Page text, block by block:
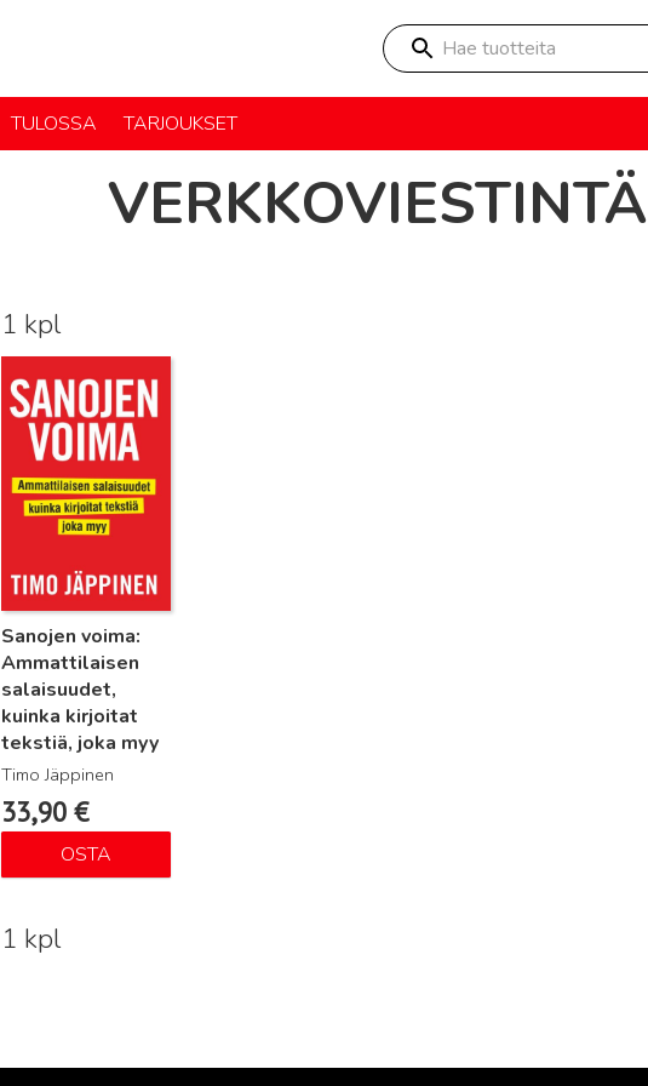
Hae tuotteita
TULOSSA TARJOUKSET
VERKKOVIESTINTÄ
1 kpl
Sanojen voima:
Ammattilaisen
salaisuudet,
kuinka kirjoitat
tekstiä, joka myy
Timo Jäppinen
33,90 €
OSTA
1 kpl